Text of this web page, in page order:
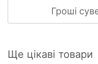
Гроші
Ще цікаві товари